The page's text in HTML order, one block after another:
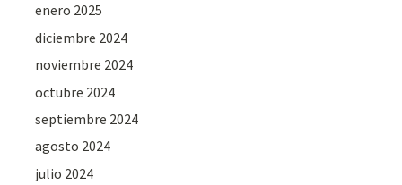
enero 2025
diciembre 2024
noviembre 2024
octubre 2024
septiembre 2024
agosto 2024
julio 2024